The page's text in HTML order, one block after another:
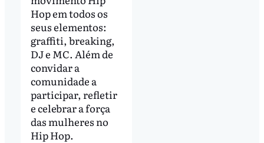
Hop em todos os
seus elementos:
graffiti, breaking,
DJ e MC. Além de
convidar a
comunidade a
participar, refletir
e celebrar a força
das mulheres no
Hip Hop.